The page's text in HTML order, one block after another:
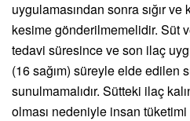
uygulamasından sonra sığır
kesime gönderilmemelidir. Süt
tedavi süresince ve son ilaç
(16 sağım) süreyle elde edilen
sunulmamalıdır. Sütteki ilaç
olması nedeniyle insan